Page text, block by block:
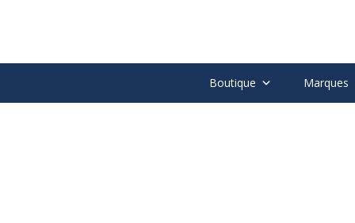
Boutique Marques